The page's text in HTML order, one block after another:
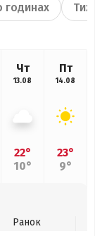
годинах
Чт
13.08
22°
10°
Пт
14.08
23°
9°
Ранок